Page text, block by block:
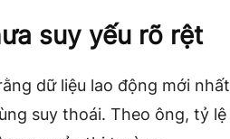
suy yếu rõ rệt
dữ liệu lao động mới nhất
suy thoái. Theo ông, tỷ lệ